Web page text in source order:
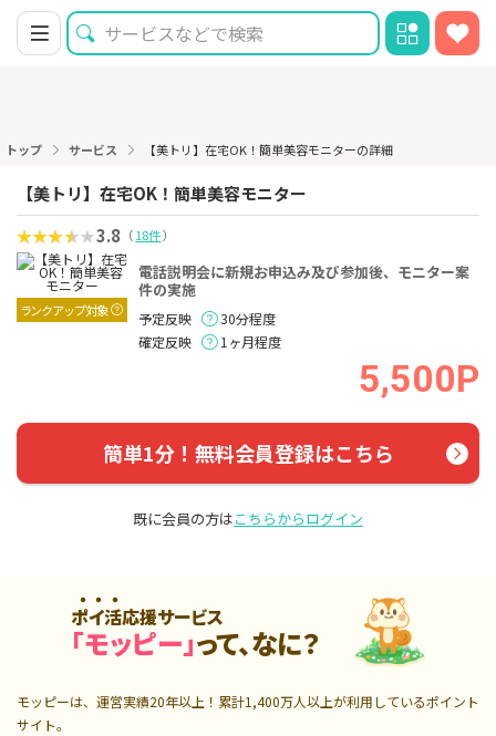
トップ サービス 【美トリ】在宅OK！簡単美容モニターの詳細
【美トリ】在宅OK！簡単美容モニター
3.8 （18件）
ランクアップ対象
電話説明会に新規お申込み及び参加後、モニター案
件の実施
予定反映
30分程度
確定反映
1ヶ月程度
5,500P
簡単1分！無料会員登録はこちら
既に会員の方はこちらからログイン
ポイ活応援サービス
「モッピー」って、なに？
モッピーは、運営実績20年以上！累計1,400万人以上が利用しているポイント
サイト。